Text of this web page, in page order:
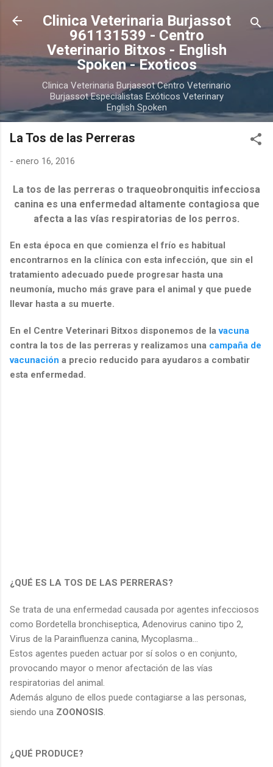
Ir al contenido principal
Clinica Veterinaria Burjassot
961131539 - Centro
Veterinario Bitxos - English
Spoken - Exoticos
Clinica Veterinaria Burjassot Centro Veterinario
Burjassot Especialistas Exóticos Veterinary
English Spoken
La Tos de las Perreras
- enero 16, 2016
La tos de las perreras o traqueobronquitis infecciosa
canina es una enfermedad altamente contagiosa que
afecta a las vías respiratorias de los perros.
En esta época en que comienza el frío es habitual
encontrarnos en la clínica con esta infección, que sin el
tratamiento adecuado puede progresar hasta una
neumonía, mucho más grave para el animal y que puede
llevar hasta a su muerte.
En el Centre Veterinari Bitxos disponemos de lavacuna
contra la tos de las perreras y realizamos una campaña de
vacunación a precio reducido para ayudaros a combatir
esta enfermedad.
¿QUÉ ES LA TOS DE LAS PERRERAS?
Se trata de una enfermedad causada por agentes infecciosos
como Bordetella bronchiseptica, Adenovirus canino tipo 2,
Virus de la Parainfluenza canina, Mycoplasma...
Estos agentes pueden actuar por sí solos o en conjunto,
provocando mayor o menor afectación de las vías
respiratorias del animal.
Además alguno de ellos puede contagiarse a las personas,
siendo una ZOONOSIS.
¿QUÉ PRODUCE?